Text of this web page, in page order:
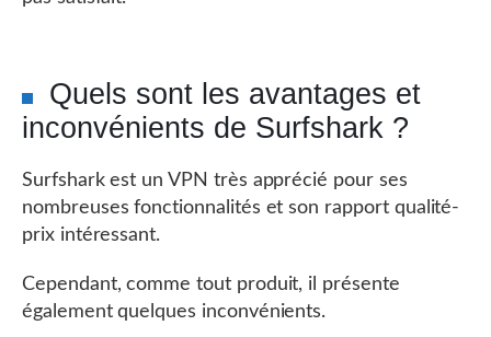
Quels sont les avantages et
inconvénients de Surfshark ?
Surfshark est un VPN très apprécié pour ses
nombreuses fonctionnalités et son rapport qualité-
prix intéressant.
Cependant, comme tout produit, il présente
également quelques inconvénients.